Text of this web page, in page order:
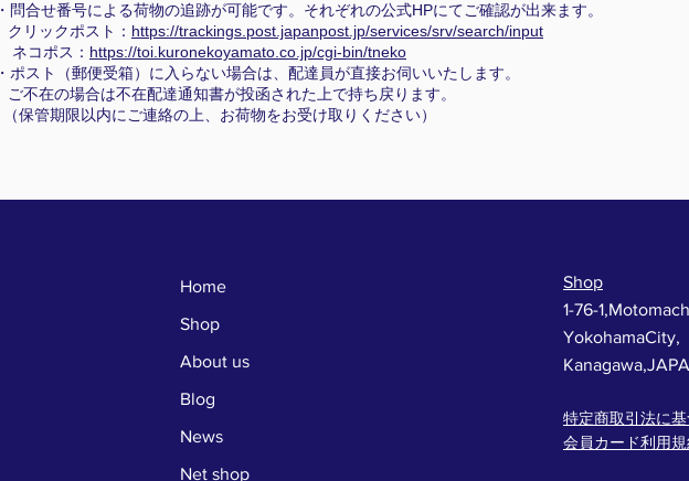
・問合せ番号による荷物の追跡が可能です。それぞれの公式HPにてご確認が出来ます。
クリックポスト： https://trackings.post.japanpost.jp/services/srv/search/input
ネコポス： https://toi.kuronekoyamato.co.jp/cgi-bin/tneko
・ポスト（郵便受箱）に入らない場合は、配達員が直接お伺いいたします。
ご不在の場合は不在配達通知書が投函された上で持ち戻ります。
（保管期限以内にご連絡の上、お荷物をお受け取りください）
Home
Shop
About us
Blog
News
Net shop
Shop
1-76-
YokohamaCity,
特定商取引法に
会員カード利用